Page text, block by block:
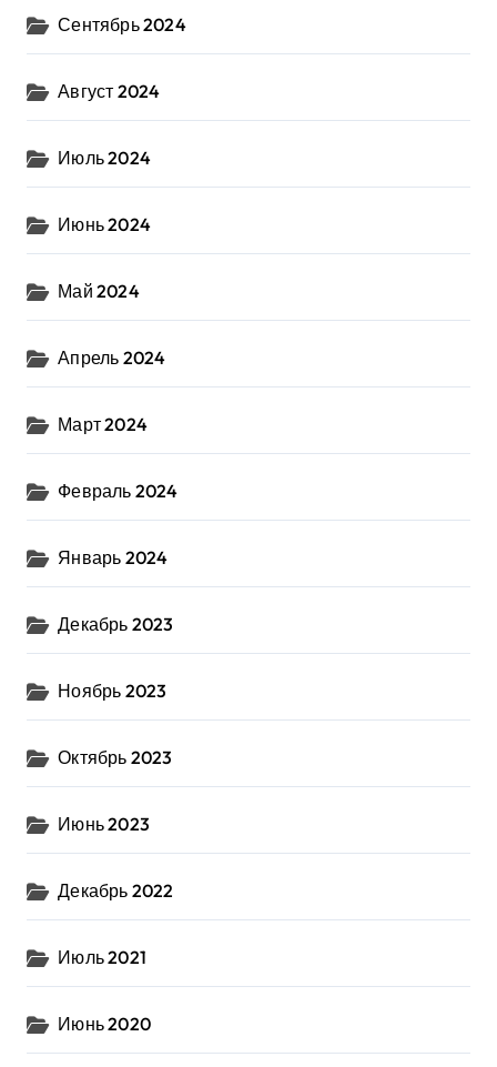
Сентябрь 2024
Август 2024
Июль 2024
Июнь 2024
Май 2024
Апрель 2024
Март 2024
Февраль 2024
Январь 2024
Декабрь 2023
Ноябрь 2023
Октябрь 2023
Июнь 2023
Декабрь 2022
Июль 2021
Июнь 2020